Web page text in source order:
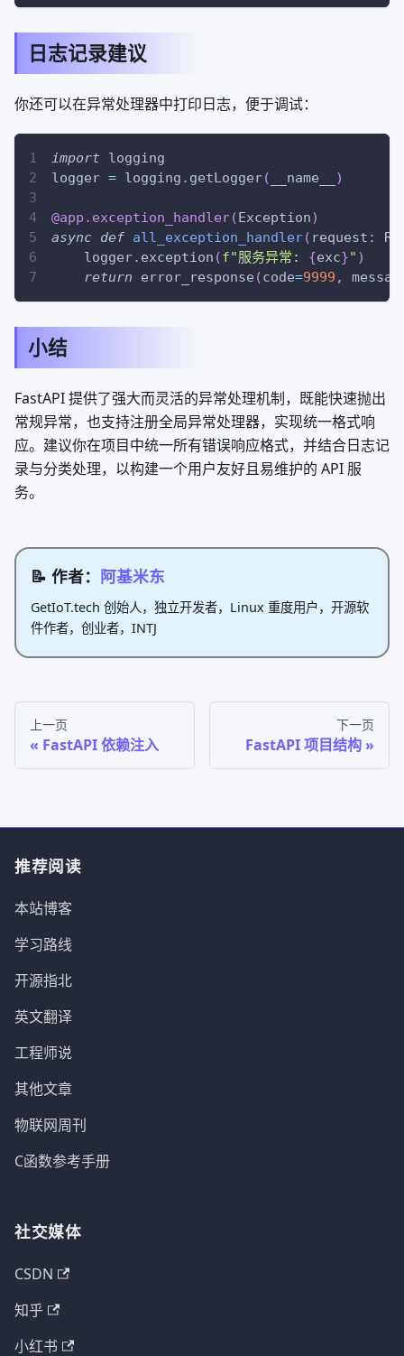
日志记录建议
你还可以在异常处理器中打印日志，便于调试：
import logging
logger = logging . getLogger( __name__ )
@app . exception_handler(Exception)
async def all_exception_handler( request :
    logger
. exception (f"服务异常: {exc}" )
return error_response (code=9999 ,
小结
FastAPI 提供了强大而灵活的异常处理机制，既能快速抛出
常规异常，也支持注册全局异常处理器，实现统一格式响
应。建议你在项目中统一所有错误响应格式，并结合日志记
录与分类处理，以构建一个用户友好且易维护的 API 服
务。
📝 作者： 阿基米东
GetIoT.tech 创始人，独立开发者，Linux 重度用户，开源软
件作者，创业者，INTJ
上一页
FastAPI 依赖注入
下一页
FastAPI 项目结构
推荐阅读
本站博客
学习路线
开源指北
英文翻译
工程师说
其他文章
物联网周刊
C函数参考手册
社交媒体
CSDN
知乎
小红书